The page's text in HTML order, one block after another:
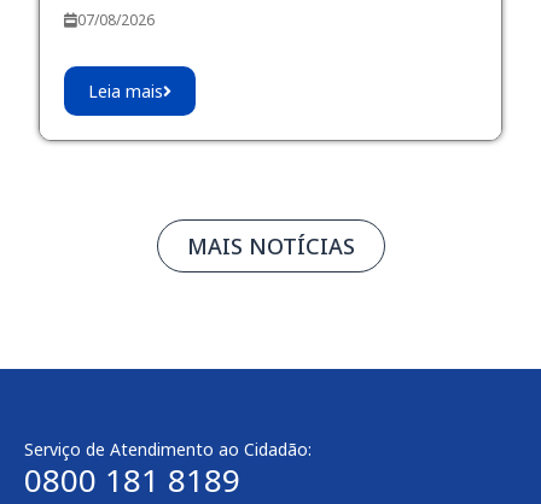
07/08/2026
Leia mais
MAIS NOTÍCIAS
Serviço de Atendimento ao Cidadão:
0800 181 8189